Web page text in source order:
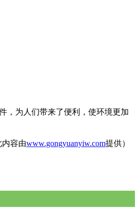
，为人们带来了便利，使环境更加
内容由www.gongyuanyiw.com提供）